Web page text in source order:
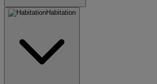
Habitation